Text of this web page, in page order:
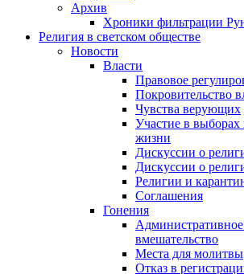
Архив
Хроники фильтрации
Религия в светском обществе
Новости
Власти
Правовое
Покровительство
Чувства верующих
Участие в выборах
жизни
Дискуссии о
Дискуссии о
Религии и
Соглашения
Гонения
вмешательство
Места для молитвы
Отказ в